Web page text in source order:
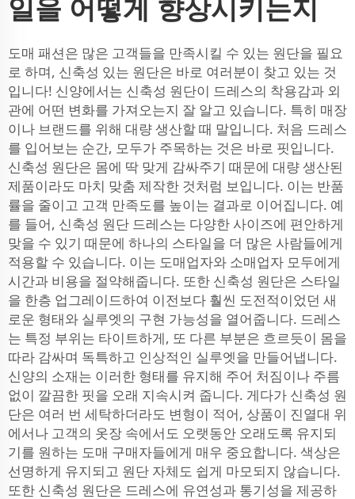
일을 어떻게 향상시키는지
도매 패션은 많은 고객들을 만족시킬 수 있는 원단을 필요
로 하며, 신축성 있는 원단은 바로 여러분이 찾고 있는 것
입니다! 신양에서는 신축성 원단이 드레스의 착용감과 외
관에 어떤 변화를 가져오는지 잘 알고 있습니다. 특히 매장
이나 브랜드를 위해 대량 생산할 때 말입니다. 처음 드레스
를 입어보는 순간, 모두가 주목하는 것은 바로 핏입니다.
신축성 원단은 몸에 딱 맞게 감싸주기 때문에 대량 생산된
제품이라도 마치 맞춤 제작한 것처럼 보입니다. 이는 반품
률을 줄이고 고객 만족도를 높이는 결과로 이어집니다. 예
를 들어, 신축성 원단 드레스는 다양한 사이즈에 편안하게
맞을 수 있기 때문에 하나의 스타일을 더 많은 사람들에게
적용할 수 있습니다. 이는 도매업자와 소매업자 모두에게
시간과 비용을 절약해줍니다. 또한 신축성 원단은 스타일
을 한층 업그레이드하여 이전보다 훨씬 도전적이었던 새
로운 형태와 실루엣의 구현 가능성을 열어줍니다. 드레스
는 특정 부위는 타이트하게, 또 다른 부분은 흐르듯이 몸을
따라 감싸며 독특하고 인상적인 실루엣을 만들어냅니다.
신양의 소재는 이러한 형태를 유지해 주어 처짐이나 주름
없이 깔끔한 핏을 오래 지속시켜 줍니다. 게다가 신축성 원
단은 여러 번 세탁하더라도 변형이 적어, 상품이 진열대 위
에서나 고객의 옷장 속에서도 오랫동안 오래도록 유지되
기를 원하는 도매 구매자들에게 매우 중요합니다. 색상은
선명하게 유지되고 원단 자체도 쉽게 마모되지 않습니다.
또한 신축성 원단은 드레스에 유연성과 통기성을 제공하